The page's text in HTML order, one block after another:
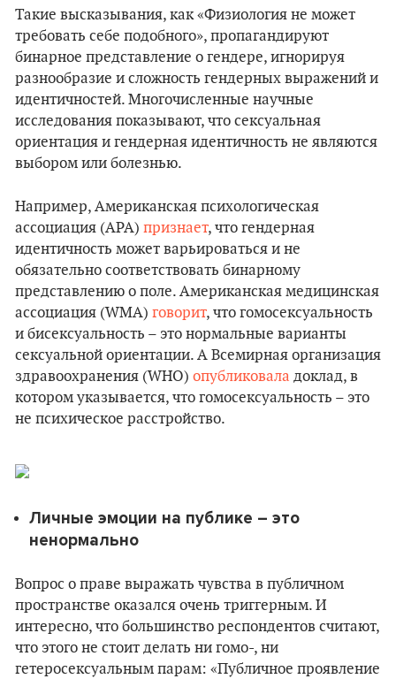
Такие высказывания, как «Физиология не может
требовать себе подобного», пропагандируют
бинарное представление о гендере, игнорируя
разнообразие и сложность гендерных выражений и
идентичностей. Многочисленные научные
исследования показывают, что сексуальная
ориентация и гендерная идентичность не являются
выбором или болезнью.
Например, Американская психологическая
ассоциация (APA) признает, что гендерная
идентичность может варьироваться и не
обязательно соответствовать бинарному
представлению о поле. Американская медицинская
ассоциация (WMA) говорит, что гомосексуальность
и бисексуальность – это нормальные варианты
сексуальной ориентации. А Всемирная организация
здравоохранения (WHO) опубликовала доклад, в
котором указывается, что гомосексуальность – это
не психическое расстройство.
Личные эмоции на публике – это
ненормально
Вопрос о праве выражать чувства в публичном
пространстве оказался очень триггерным. И
интересно, что большинство респондентов считают,
что этого не стоит делать ни гомо-, ни
гетеросексуальным парам: «Публичное проявление